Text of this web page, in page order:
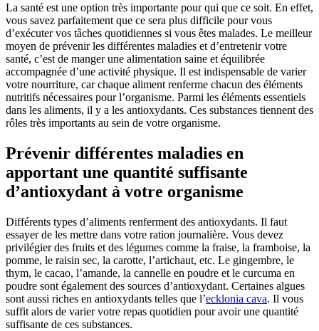
La santé est une option très importante pour qui que ce soit. En effet,
vous savez parfaitement que ce sera plus difficile pour vous
d’exécuter vos tâches quotidiennes si vous êtes malades. Le meilleur
moyen de prévenir les différentes maladies et d’entretenir votre
santé, c’est de manger une alimentation saine et équilibrée
accompagnée d’une activité physique. Il est indispensable de varier
votre nourriture, car chaque aliment renferme chacun des éléments
nutritifs nécessaires pour l’organisme. Parmi les éléments essentiels
dans les aliments, il y a les antioxydants. Ces substances tiennent des
rôles très importants au sein de votre organisme.
Prévenir différentes maladies en
apportant une quantité suffisante
d’antioxydant à votre organisme
Différents types d’aliments renferment des antioxydants. Il faut
essayer de les mettre dans votre ration journalière. Vous devez
privilégier des fruits et des légumes comme la fraise, la framboise, la
pomme, le raisin sec, la carotte, l’artichaut, etc. Le gingembre, le
thym, le cacao, l’amande, la cannelle en poudre et le curcuma en
poudre sont également des sources d’antioxydant. Certaines algues
sont aussi riches en antioxydants telles que l’ecklonia cava. Il vous
suffit alors de varier votre repas quotidien pour avoir une quantité
suffisante de ces substances.